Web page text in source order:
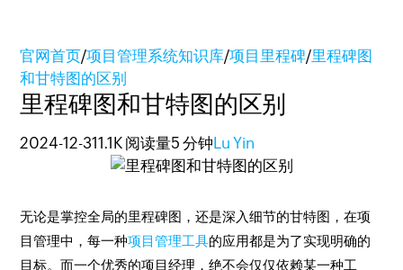
官网首页/项目管理系统知识库/项目里程碑/里程碑图
和甘特图的区别
里程碑图和甘特图的区别
2024-12-311.1K 阅读量5 分钟 Lu Yin
无论是掌控全局的里程碑图，还是深入细节的甘特图，在项
目管理中，每一种项目管理工具的应用都是为了实现明确的
目标。而一个优秀的项目经理，绝不会仅仅依赖某一种工